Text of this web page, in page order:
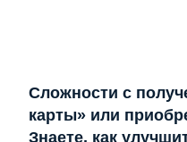
Сложности с
карты» или
Знаете, как